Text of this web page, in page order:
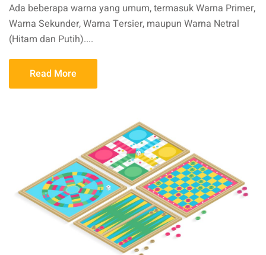
Ada beberapa warna yang umum, termasuk Warna Primer,
Warna Sekunder, Warna Tersier, maupun Warna Netral
(Hitam dan Putih)....
Read More